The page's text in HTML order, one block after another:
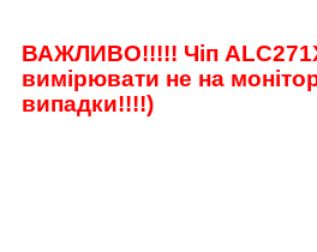
ВАЖЛИВО!!!!! Чіп
вимірювати не на
випадки!!!!)